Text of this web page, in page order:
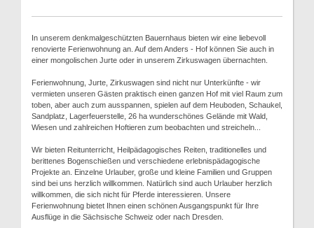
In unserem denkmalgeschützten Bauernhaus bieten wir eine liebevoll
renovierte Ferienwohnung an. Auf dem Anders - Hof können Sie auch in
einer mongolischen Jurte oder in unserem Zirkuswagen übernachten.
Ferienwohnung, Jurte, Zirkuswagen sind nicht nur Unterkünfte - wir
vermieten unseren Gästen praktisch einen ganzen Hof mit viel Raum zum
toben, aber auch zum ausspannen, spielen auf dem Heuboden, Schaukel,
Sandplatz, Lagerfeuerstelle, 26 ha wunderschönes Gelände mit Wald,
Wiesen und zahlreichen Hoftieren zum beobachten und streicheln...
Wir bieten Reitunterricht, Heilpädagogisches Reiten, traditionelles und
berittenes Bogenschießen und verschiedene erlebnispädagogische
Projekte an. Einzelne Urlauber, große und kleine Familien und Gruppen
sind bei uns herzlich willkommen. Natürlich sind auch Urlauber herzlich
willkommen, die sich nicht für Pferde interessieren. Unsere
Ferienwohnung bietet Ihnen einen schönen Ausgangspunkt für Ihre
Ausflüge in die Sächsische Schweiz oder nach Dresden.